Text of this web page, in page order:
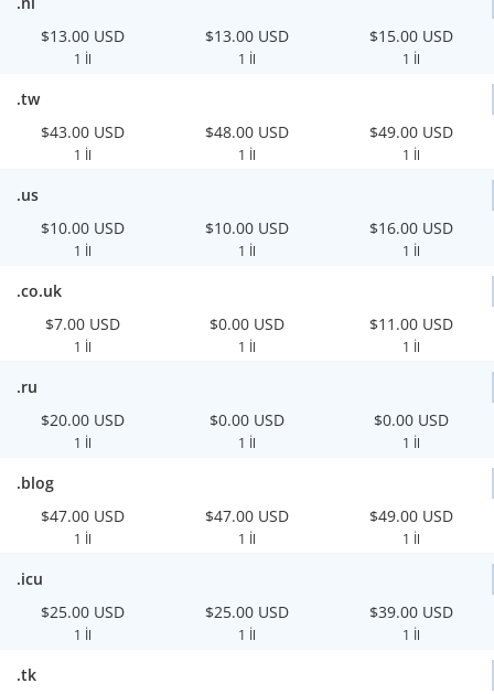
$13.00 USD
1 İl
$13.00 USD
1 İl
$15.00 USD
1 İl
.tw
$43.00 USD
1 İl
$48.00 USD
1 İl
$49.00 USD
1 İl
.us
$10.00 USD
1 İl
$10.00 USD
1 İl
$16.00 USD
1 İl
.co.uk
$7.00 USD
1 İl
$0.00 USD
1 İl
$11.00 USD
1 İl
.ru
$20.00 USD
1 İl
$0.00 USD
1 İl
$0.00 USD
1 İl
.blog
$47.00 USD
1 İl
$47.00 USD
1 İl
$49.00 USD
1 İl
.icu
$25.00 USD
1 İl
$25.00 USD
1 İl
$39.00 USD
1 İl
.tk